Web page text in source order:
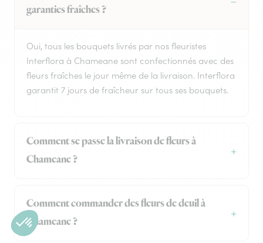
garanties fraîches ?
Oui, tous les bouquets livrés par nos fleuristes
Interflora à Chameane sont confectionnés avec des
fleurs fraîches le jour même de la livraison. Interflora
garantit 7 jours de fraîcheur sur tous ses bouquets.
Comment se passe la livraison de fleurs à
Chameane ?
Comment commander des fleurs de deuil à
Chameane ?